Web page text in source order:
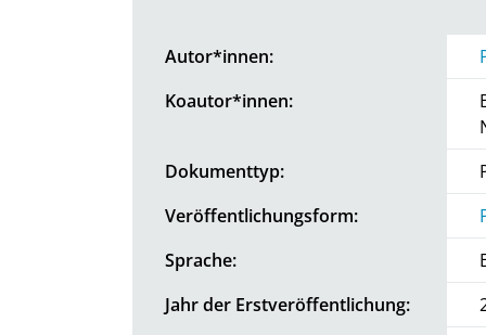
Autor*innen:
Koautor*innen:
Dokumenttyp:
Veröffentlichungsform:
Sprache:
Jahr der Erstveröffentlichung: